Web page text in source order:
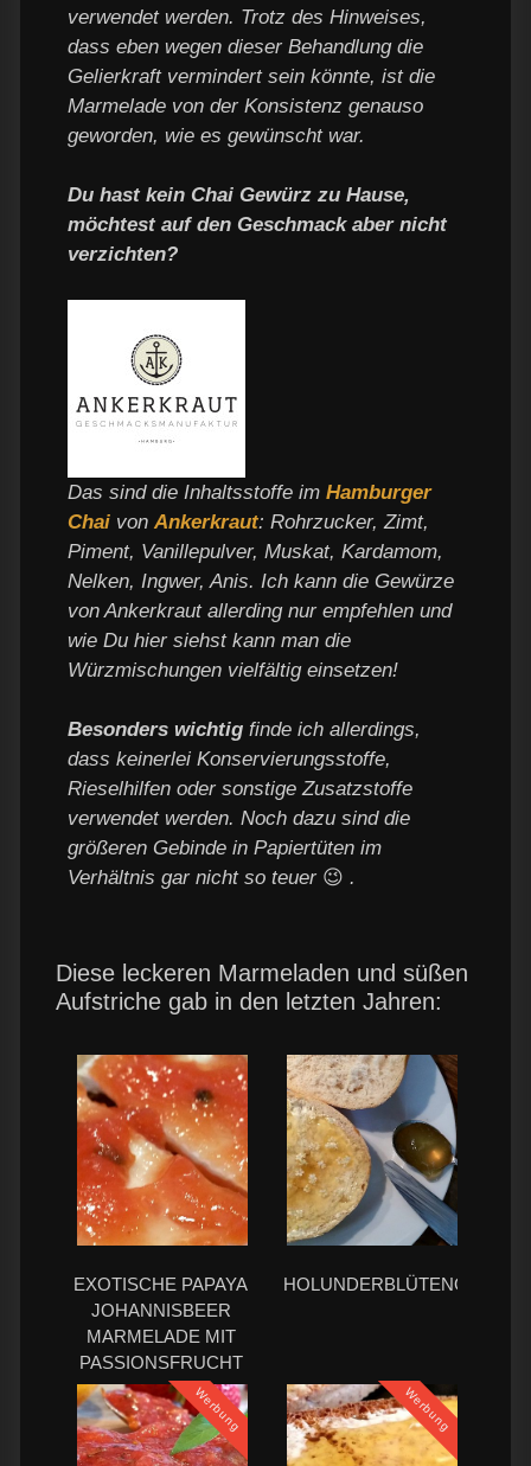
verwendet werden. Trotz des Hinweises,
dass eben wegen dieser Behandlung die
Gelierkraft vermindert sein könnte, ist die
Marmelade von der Konsistenz genauso
geworden, wie es gewünscht war.
Du hast kein Chai Gewürz zu Hause,
möchtest auf den Geschmack aber nicht
verzichten?
Das sind die Inhaltsstoffe im Hamburger
Chai von Ankerkraut: Rohrzucker, Zimt,
Piment, Vanillepulver, Muskat, Kardamom,
Nelken, Ingwer, Anis. Ich kann die Gewürze
von Ankerkraut allerding nur empfehlen und
wie Du hier siehst kann man die
Würzmischungen vielfältig einsetzen!
Besonders wichtig finde ich allerdings,
dass keinerlei Konservierungsstoffe,
Rieselhilfen oder sonstige Zusatzstoffe
verwendet werden. Noch dazu sind die
größeren Gebinde in Papiertüten im
Verhältnis gar nicht so teuer 😉 .
Diese leckeren Marmeladen und süßen
Aufstriche gab in den letzten Jahren:
EXOTISCHE PAPAYA
JOHANNISBEER
MARMELADE MIT
PASSIONSFRUCHT
HOLUNDERBLÜTENGELEE
Werbung Werbung